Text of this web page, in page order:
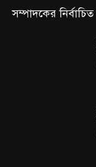
সম্পাদকের নির্বাচিত